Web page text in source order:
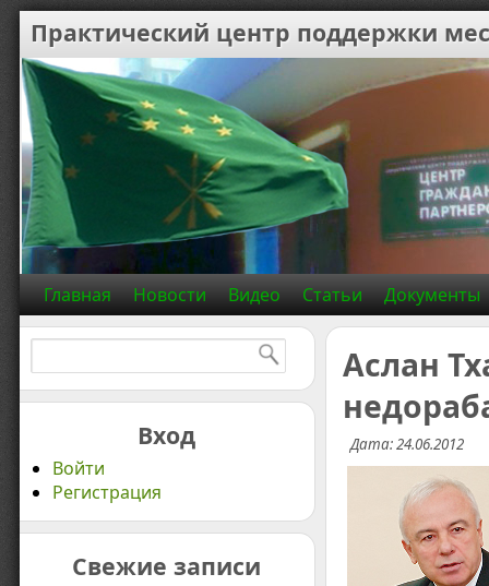
Практический центр поддержки
Главная Новости Видео Статьи Документы
Вход
Войти
Регистрация
Свежие записи
Аслан
Дата: 24.06.2012